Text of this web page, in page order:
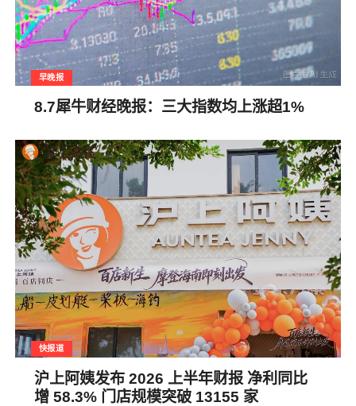
早晚报
8.7犀牛财经晚报：三大指数均上涨超1%
快报道
沪上阿姨发布 2026 上半年财报 净利同比
增 58.3% 门店规模突破 13155 家